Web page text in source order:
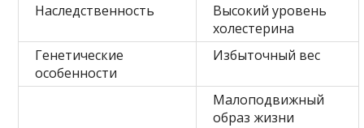
Наследственность
Высокий уровень
холестерина
Генетические
особенности
Избыточный вес
Малоподвижный
образ жизни